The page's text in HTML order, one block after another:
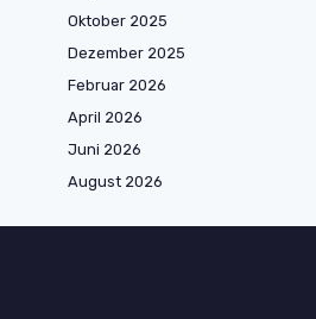
Oktober 2025
Dezember 2025
Februar 2026
April 2026
Juni 2026
August 2026